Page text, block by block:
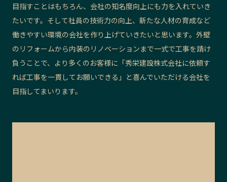
目指すことはもちろん、会社の知名度向上にも力を入れていき
たいです。そして社員の技術力の向上、新たな人材の育成など
働きやすい環境の会社を作り上げていきたいと思います。外壁
のリフォームから内装のリノベーションまで一式で工事を請け
負うことで、より多くのお客様に「秀栄建設株式会社に依頼す
れば工事を一貫してお願いできる」と喜んでいただける会社を
目指してまいります。